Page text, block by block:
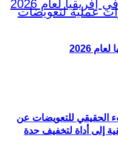
الحقيقي للتعويضات عن
إلى أداة لتخفيف حدة